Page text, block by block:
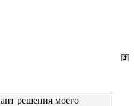
решения моего